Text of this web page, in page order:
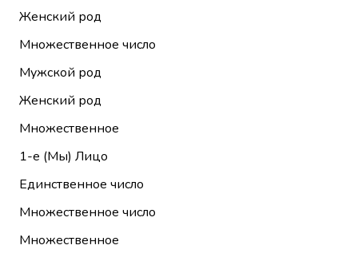
Женский род
Множественное число
Мужской род
Женский род
Множественное
1-е (Мы) Лицо
Единственное число
Множественное число
Множественное